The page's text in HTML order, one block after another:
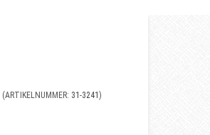
(ARTIKELNUMMER: 31-3241 )